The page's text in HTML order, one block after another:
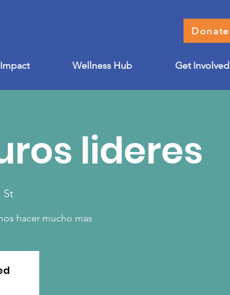
Donate
Impact Wellness Hub Get Involved
lideres
St
hacer mucho mas